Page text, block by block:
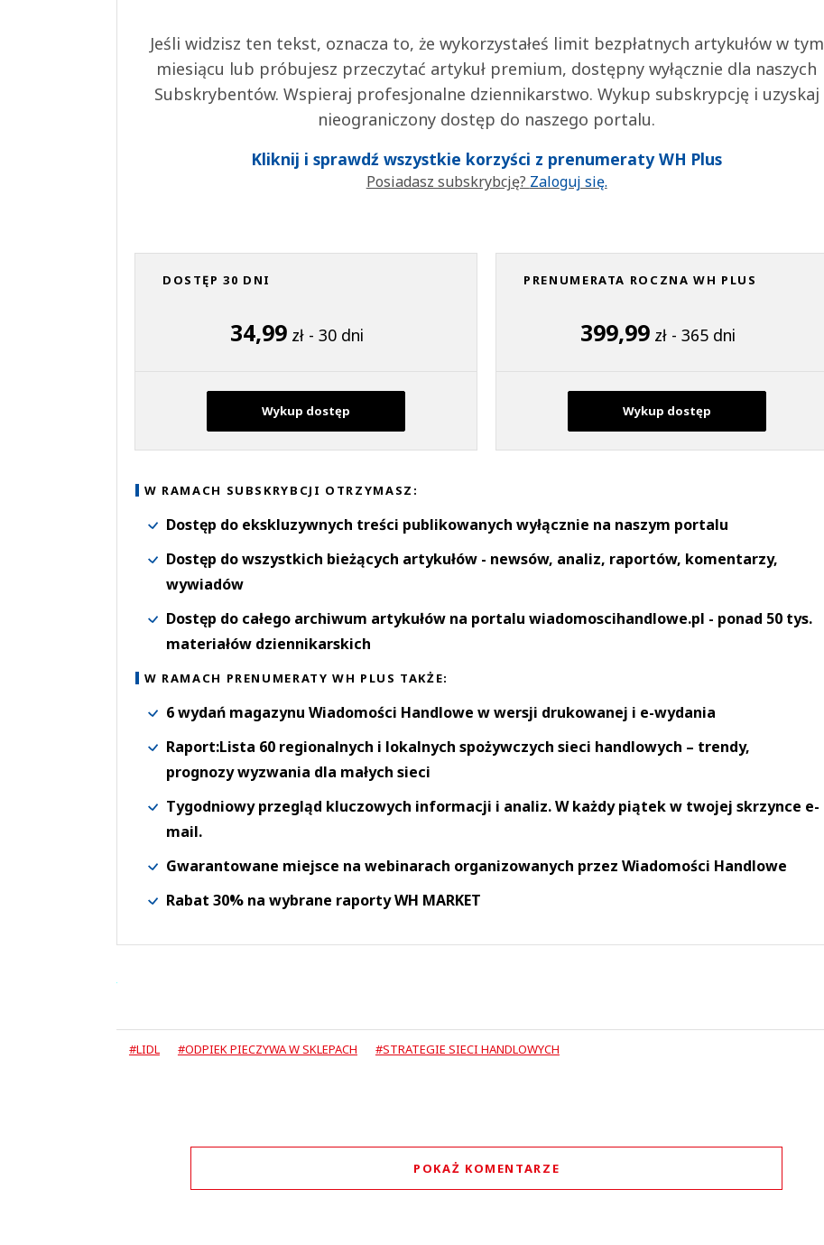
Jeśli widzisz ten tekst, oznacza to, że wykorzystałeś limit bezpłatnych artykułów w tym
miesiącu lub próbujesz przeczytać artykuł premium, dostępny wyłącznie dla naszych
Subskrybentów. Wspieraj profesjonalne dziennikarstwo. Wykup subskrypcję i uzyskaj
nieograniczony dostęp do naszego portalu.
Kliknij i sprawdź wszystkie korzyści z prenumeraty WH Plus
Posiadasz subskrybcję? Zaloguj się.
DOSTĘP 30 DNI
34,99 zł - 30 dni
Wykup dostęp
PRENUMERATA ROCZNA WH PLUS
399,99 zł - 365 dni
Wykup dostęp
W RAMACH SUBSKRYBCJI OTRZYMASZ:
Dostęp do ekskluzywnych treści publikowanych wyłącznie na naszym portalu
Dostęp do wszystkich bieżących artykułów - newsów, analiz, raportów, komentarzy,
wywiadów
Dostęp do całego archiwum artykułów na portalu wiadomoscihandlowe.pl - ponad 50 tys.
materiałów dziennikarskich
W RAMACH PRENUMERATY WH PLUS TAKŻE:
6 wydań magazynu Wiadomości Handlowe w wersji drukowanej i e-wydania
Raport:Lista 60 regionalnych i lokalnych spożywczych sieci handlowych – trendy,
prognozy wyzwania dla małych sieci
Tygodniowy przegląd kluczowych informacji i analiz. W każdy piątek w twojej skrzynce e-
mail.
Gwarantowane miejsce na webinarach organizowanych przez Wiadomości Handlowe
Rabat 30% na wybrane raporty WH MARKET
#LIDL #ODPIEK PIECZYWA W SKLEPACH #STRATEGIE SIECI HANDLOWYCH
POKAŻ KOMENTARZE